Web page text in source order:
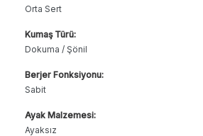
Orta Sert
Kumaş Türü:
Dokuma / Şönil
Berjer Fonksiyonu:
Sabit
Ayak Malzemesi:
Ayaksız